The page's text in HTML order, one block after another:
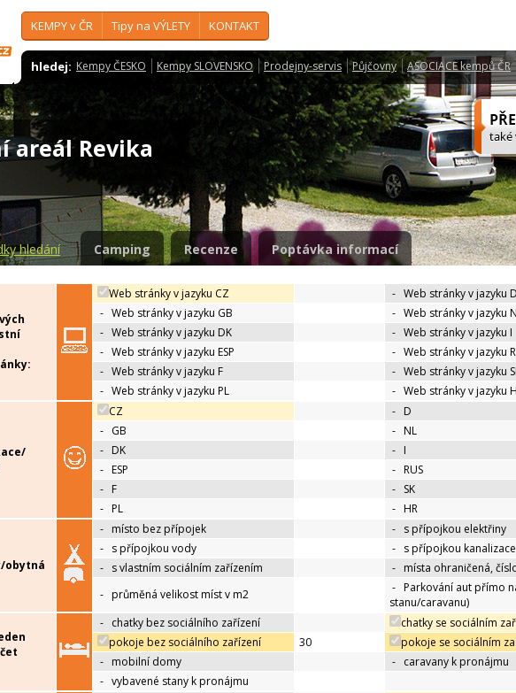
KEMPY v ČR Tipy na VÝLETY KONTAKT
hledej: Kempy ČESKO Kempy SLOVENSKO Prodejny-servis Půjčovny ASOCIACE kempů ČR
areál Revika
hledání Camping Recenze Poptávka informací
Web stránky v jazyku CZ - Web stránky v jazyku
- Web stránky v jazyku GB - Web stránky v jazyku
- Web stránky v jazyku DK - Web stránky v jazyku I
- Web stránky v jazyku ESP - Web stránky v jazyku
- Web stránky v jazyku F - Web stránky v jazyku
- Web stránky v jazyku PL - Web stránky v jazyku
CZ - D
- GB - NL
- DK - I
- ESP - RUS
- F - SK
- PL - HR
obytná
- místo bez přípojek - s přípojkou elektřiny
- s přípojkou vody - s přípojkou kanalizace
- s vlastním sociálním zařízením - místa ohraničená,
- průměná velikost míst v m2 - Parkování aut přímo
stanu/caravanu)
- chatky bez sociálního zařízení chatky se sociálním
pokoje bez sociálního zařízení
30 pokoje se sociálním
- mobilní domy - caravany k pronájmu
- vybavené stany k pronájmu